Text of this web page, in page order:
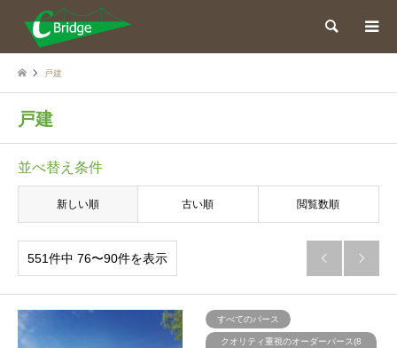
検索
戸建
戸建
並べ替え条件
新しい順 古い順 閲覧数順
551件中 76〜90件を表示  
すべてのパース
クオリティ重視のオーダーパース(8